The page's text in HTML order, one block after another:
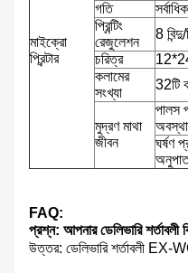
মাইক্রো
প্রিন্টার
গতি
প্রিন্টিং
রেজুলেশন
8 বিন্দু/
চরিত্র
কলামের
সংখ্যা
32টি
মুদ্রণ মাথা
জীবন
পালস
ঘর্ষণ
FAQ:
প্রশ্ন: আপনার ডেলিভারি শর্তাবলী
উত্তর: ডেলিভারি শর্তাবলী